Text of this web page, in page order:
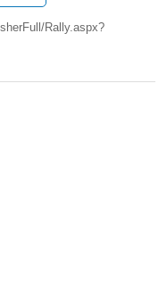
Rally.aspx?